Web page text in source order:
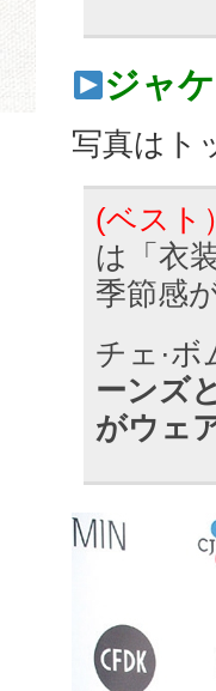
ジャ
写真はト
(ベスト）
は「衣
季節感
チェ·
ーンズ
がウェ